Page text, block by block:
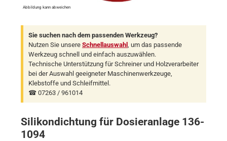
Abbildung kann abweichen
Sie suchen nach dem passenden Werkzeug?
Nutzen Sie unsere Schnellauswahl , um das passende
Werkzeug schnell und einfach auszuwählen.
Technische Unterstützung für Schreiner und Holzverarbeiter
bei der Auswahl geeigneter Maschinenwerkzeuge,
Klebstoffe und Schleifmittel.
☎ 07263 / 961014
Silikondichtung für Dosieranlage 136-
1094